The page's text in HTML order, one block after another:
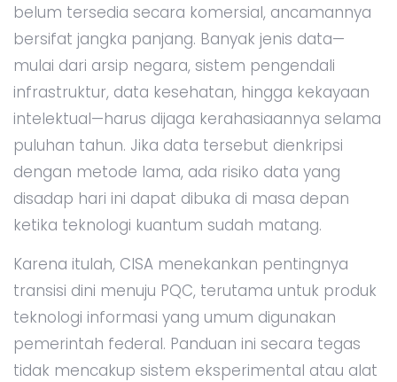
belum tersedia secara komersial, ancamannya
bersifat jangka panjang. Banyak jenis data—
mulai dari arsip negara, sistem pengendali
infrastruktur, data kesehatan, hingga kekayaan
intelektual—harus dijaga kerahasiaannya selama
puluhan tahun. Jika data tersebut dienkripsi
dengan metode lama, ada risiko data yang
disadap hari ini dapat dibuka di masa depan
ketika teknologi kuantum sudah matang.
Karena itulah, CISA menekankan pentingnya
transisi dini menuju PQC, terutama untuk produk
teknologi informasi yang umum digunakan
pemerintah federal. Panduan ini secara tegas
tidak mencakup sistem eksperimental atau alat